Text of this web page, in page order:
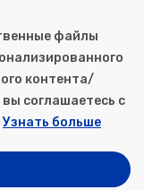
файлы
контента/
соглашаетесь с
Узнать больше